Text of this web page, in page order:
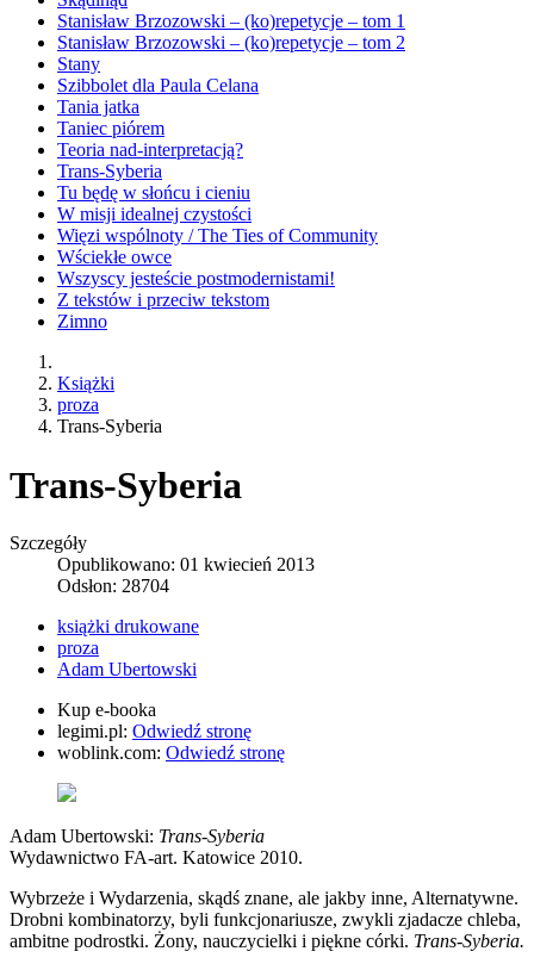
Stanisław Brzozowski – (ko)repetycje – tom 1
Stanisław Brzozowski – (ko)repetycje – tom 2
Stany
Szibbolet dla Paula Celana
Tania jatka
Taniec piórem
Teoria nad-interpretacją?
Trans-Syberia
Tu będę w słońcu i cieniu
W misji idealnej czystości
Więzi wspólnoty / The Ties of Community
Wściekłe owce
Wszyscy jesteście postmodernistami!
Z tekstów i przeciw tekstom
Zimno
Książki
proza
Trans-Syberia
Trans-Syberia
Szczegóły
Opublikowano: 01 kwiecień 2013
Odsłon: 28704
książki drukowane
proza
Adam Ubertowski
Kup e-booka
legimi.pl: Odwiedź stronę
woblink.com: Odwiedź stronę
Adam Ubertowski: Trans-Syberia
Wydawnictwo FA-art. Katowice 2010.
Wybrzeże i Wydarzenia, skądś znane, ale jakby inne, Alternatywne.
Drobni kombinatorzy, byli funkcjonariusze, zwykli zjadacze chleba,
ambitne podrostki. Żony, nauczycielki i piękne córki. Trans-Syberia.